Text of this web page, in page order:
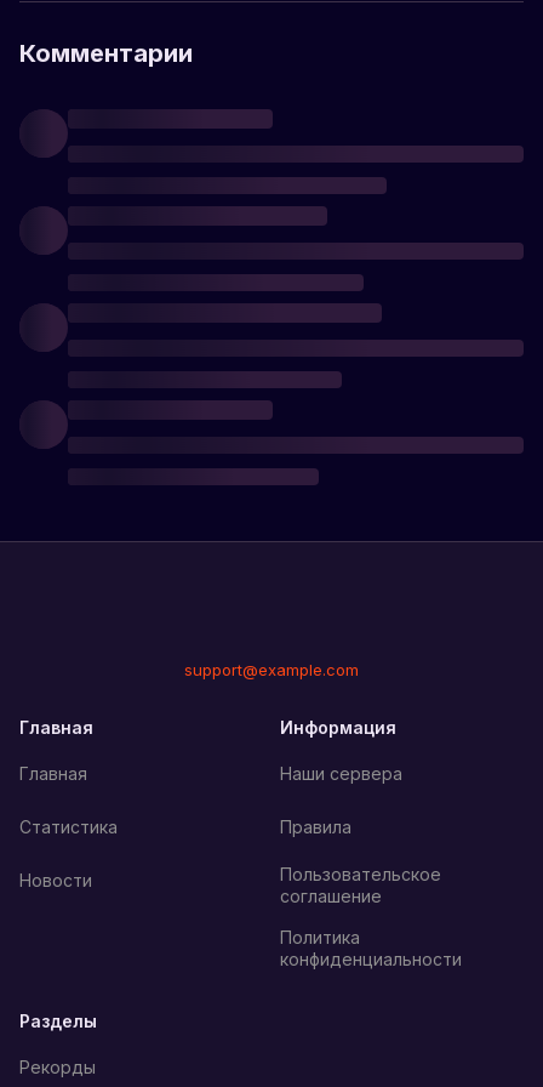
Комментарии
support@example.com
Главная
Главная
Статистика
Новости
Информация
Наши сервера
Правила
Пользовательское
соглашение
Политика
конфиденциальности
Разделы
Рекорды